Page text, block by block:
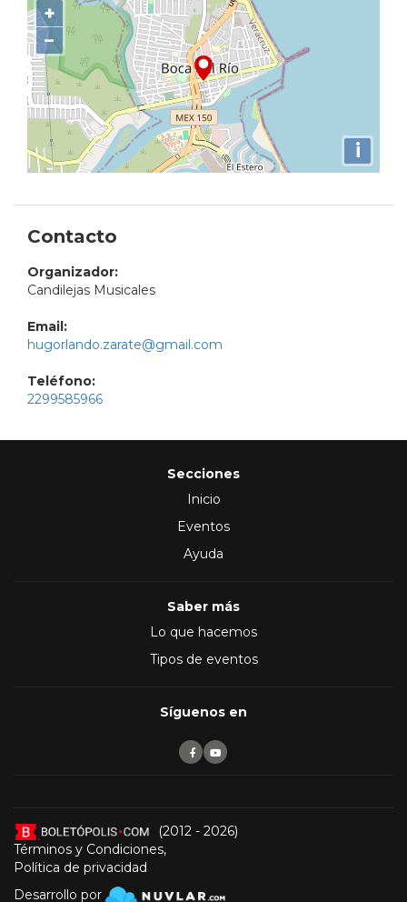
+
−
i
Contacto
Organizador:
Candilejas Musicales
Email:
hugorlando.zarate@gmail.com
Teléfono:
2299585966
Secciones
Inicio
Eventos
Ayuda
Saber más
Lo que hacemos
Tipos de eventos
Síguenos en
(2012 - 2026)
Términos y Condiciones,
Política de privacidad
Desarrollo por